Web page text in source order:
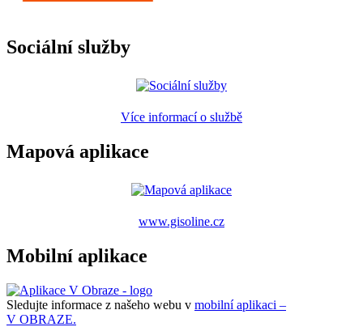
Sociální služby
Více informací o službě
Mapová aplikace
www.gisoline.cz
Mobilní aplikace
Sledujte informace z našeho webu v mobilní aplikaci –
V OBRAZE.